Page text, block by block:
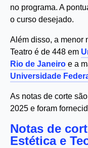
no programa. A
o curso desejado.
Além disso, a menor
Teatro é de 448 em
Rio de Janeiro e a
Universidade
As notas de corte
2025 e foram
Notas de
Estética e